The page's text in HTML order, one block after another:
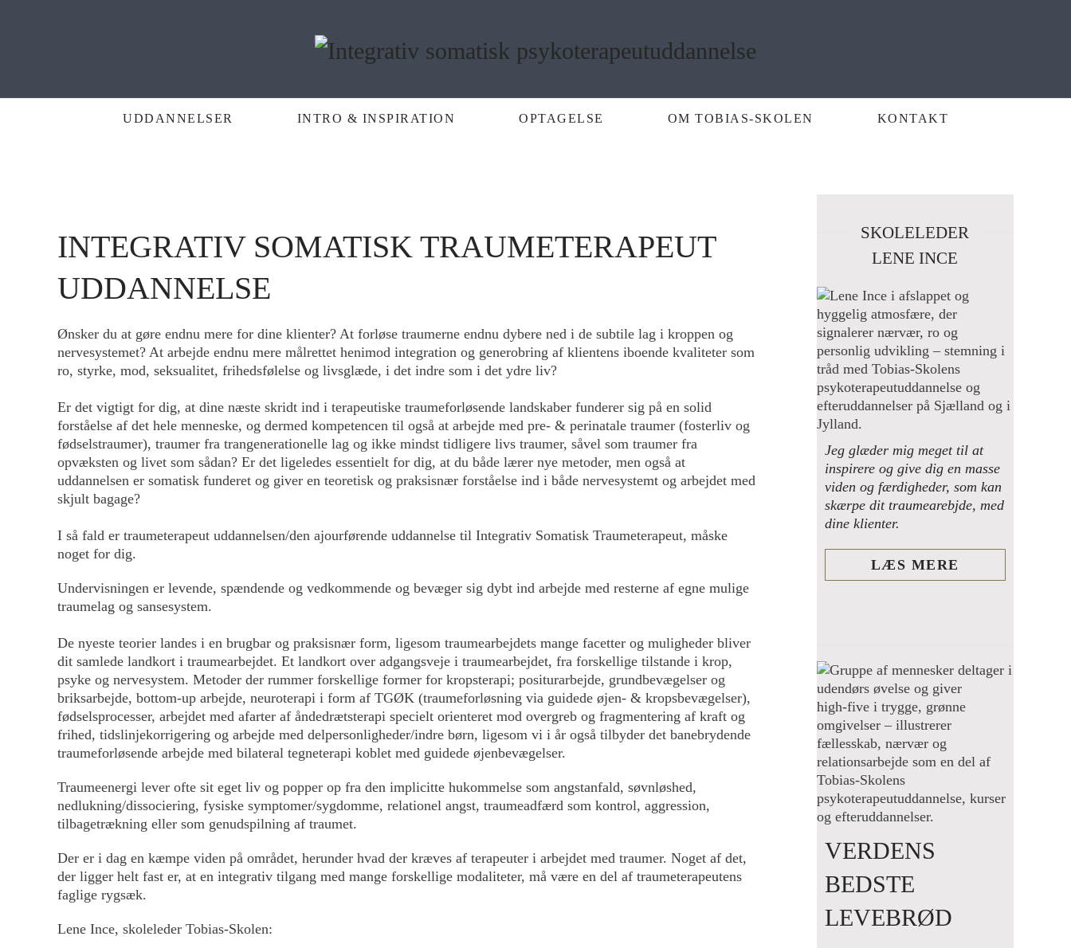
UDDANNELSER INTRO & INSPIRATION OPTAGELSE OM TOBIAS-SKOLEN KONTAKT
INTEGRATIV SOMATISK TRAUMETERAPEUT
UDDANNELSE
Ønsker du at gøre endnu mere for dine klienter? At forløse traumerne endnu dybere ned i de subtile lag i kroppen og
nervesystemet? At arbejde endnu mere målrettet henimod integration og generobring af klientens iboende kvaliteter som
ro, styrke, mod, seksualitet, frihedsfølelse og livsglæde, i det indre som i det ydre liv?
Er det vigtigt for dig, at dine næste skridt ind i terapeutiske traumeforløsende landskaber funderer sig på en solid
forståelse af det hele menneske, og dermed kompetencen til også at arbejde med pre- & perinatale traumer (fosterliv og
fødselstraumer), traumer fra trangenerationelle lag og ikke mindst tidligere livs traumer, såvel som traumer fra
opvæksten og livet som sådan? Er det ligeledes essentielt for dig, at du både lærer nye metoder, men også at
uddannelsen er somatisk funderet og giver en teoretisk og praksisnær forståelse ind i både nervesystemt og arbejdet med
skjult bagage?
I så fald er traumeterapeut uddannelsen/den ajourførende uddannelse til Integrativ Somatisk Traumeterapeut, måske
noget for dig.
Undervisningen er levende, spændende og vedkommende og bevæger sig dybt ind arbejde med resterne af egne mulige
traumelag og sansesystem.
De nyeste teorier landes i en brugbar og praksisnær form, ligesom traumearbejdets mange facetter og muligheder bliver
dit samlede landkort i traumearbejdet. Et landkort over adgangsveje i traumearbejdet, fra forskellige tilstande i krop,
psyke og nervesystem. Metoder der rummer forskellige former for kropsterapi; positurarbejde, grundbevægelser og
briksarbejde, bottom-up arbejde, neuroterapi i form af TGØK (traumeforløsning via guidede øjen- & kropsbevægelser),
fødselsprocesser, arbejdet med afarter af åndedrætsterapi specielt orienteret mod overgreb og fragmentering af kraft og
frihed, tidslinjekorrigering og arbejde med delpersonligheder/indre børn, ligesom vi i år også tilbyder det banebrydende
traumeforløsende arbejde med bilateral tegneterapi koblet med guidede øjenbevægelser.
Traumeenergi lever ofte sit eget liv og popper op fra den implicitte hukommelse som angstanfald, søvnløshed,
nedlukning/dissociering, fysiske symptomer/sygdomme, relationel angst, traumeadfærd som kontrol, aggression,
tilbagetrækning eller som genudspilning af traumet.
Der er i dag en kæmpe viden på området, herunder hvad der kræves af terapeuter i arbejdet med traumer. Noget af det,
der ligger helt fast er, at en integrativ tilgang med mange forskellige modaliteter, må være en del af traumeterapeutens
faglige rygsæk.
Lene Ince, skoleleder Tobias-Skolen:
SKOLELEDER
LENE INCE
Jeg glæder mig meget til at
inspirere og give dig en masse
viden og færdigheder, som kan
skærpe dit traumearebjde, med
dine klienter.
LÆS MERE
VERDENS
BEDSTE
LEVEBRØD